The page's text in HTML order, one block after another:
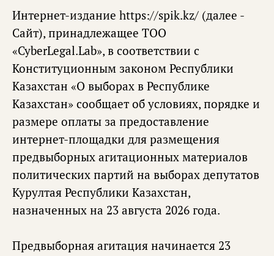
Интернет-издание https://spik.kz/ (далее -
Сайт), принадлежащее ТОО
«CyberLegal.Lab», в соответствии с
Конституционным законом Республики
Казахстан «О выборах в Республике
Казахстан» сообщает об условиях, порядке и
размере оплаты за предоставление
интернет-площадки для размещения
предвыборных агитационных материалов
политических партий на выборах депутатов
Курултая Республики Казахстан,
назначенных на 23 августа 2026 года.
Предвыборная агитация начинается 23